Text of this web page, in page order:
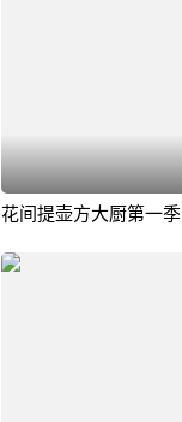
花间提壶方大厨第一季